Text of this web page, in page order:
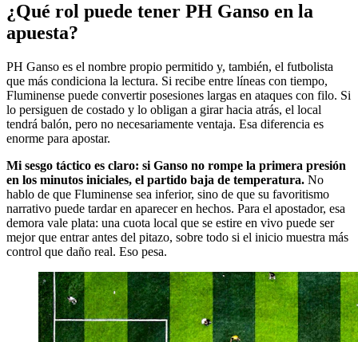
¿Qué rol puede tener PH Ganso en la
apuesta?
PH Ganso es el nombre propio permitido y, también, el futbolista
que más condiciona la lectura. Si recibe entre líneas con tiempo,
Fluminense puede convertir posesiones largas en ataques con filo. Si
lo persiguen de costado y lo obligan a girar hacia atrás, el local
tendrá balón, pero no necesariamente ventaja. Esa diferencia es
enorme para apostar.
Mi sesgo táctico es claro: si Ganso no rompe la primera presión
en los minutos iniciales, el partido baja de temperatura. No
hablo de que Fluminense sea inferior, sino de que su favoritismo
narrativo puede tardar en aparecer en hechos. Para el apostador, esa
demora vale plata: una cuota local que se estire en vivo puede ser
mejor que entrar antes del pitazo, sobre todo si el inicio muestra más
control que daño real. Eso pesa.